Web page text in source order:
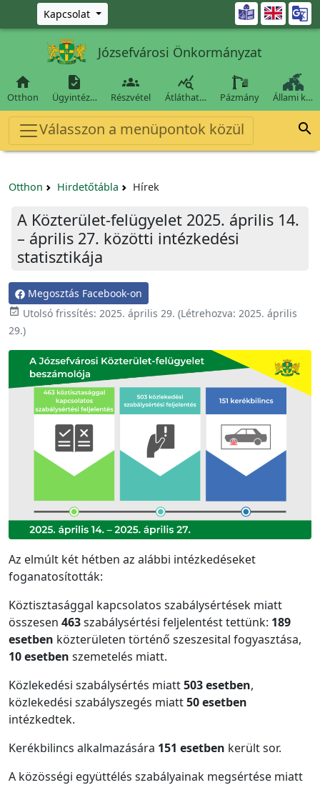
Ugrás a fő tartalomra
Kapcsolat 
Józsefvárosi Önkormányzat

Otthon

Ügyintéz…

Részvétel

Átláthat… Pázmány Állami k…
Válasszon a menüpontok közül 
Otthon Hirdetőtábla Hírek
A Közterület-felügyelet 2025. április 14.
– április 27. közötti intézkedési
statisztikája
Megosztás Facebook-on
 Utolsó frissítés: 2025. április 29. (Létrehozva: 2025. április
29.)
Az elmúlt két hétben az alábbi intézkedéseket
foganatosították:
Köztisztasággal kapcsolatos szabálysértések miatt
összesen 463szabálysértési feljelentést tettünk: 189
esetben közterületen történő szeszesital fogyasztása,
10 esetben szemetelés miatt.
Közlekedési szabálysértés miatt503 esetben,
közlekedési szabályszegés miatt50 esetben
intézkedtek.
Kerékbilincs alkalmazására 151 esetben került sor.
A közösségi együttélés szabályainak megsértése miatt